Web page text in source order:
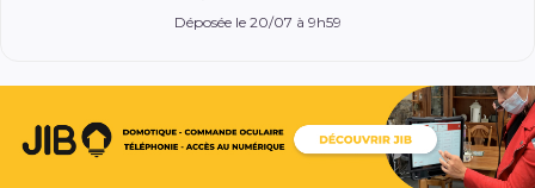
Déposée le 20/07 à 9h59